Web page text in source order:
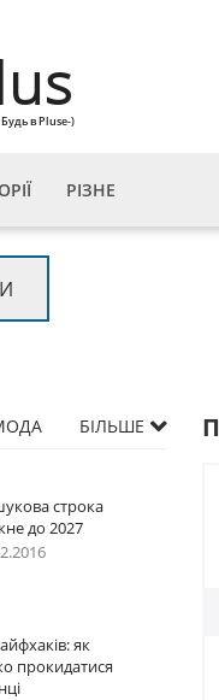
Будь в Pluse-)
РІЗНЕ
БІЛЬШЕ
строка
2027
як